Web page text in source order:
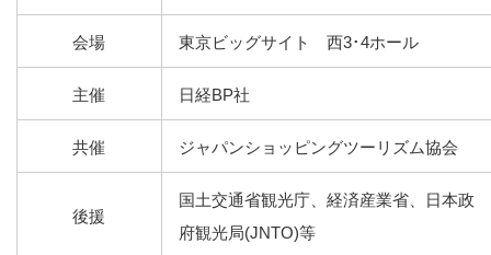
会場 東京ビッグサイト 西3･4ホール
主催 日経BP社
共催 ジャパンショッピングツーリズム協会
後援
国土交通省観光庁、経済産業省、日本政
府観光局(JNTO)等